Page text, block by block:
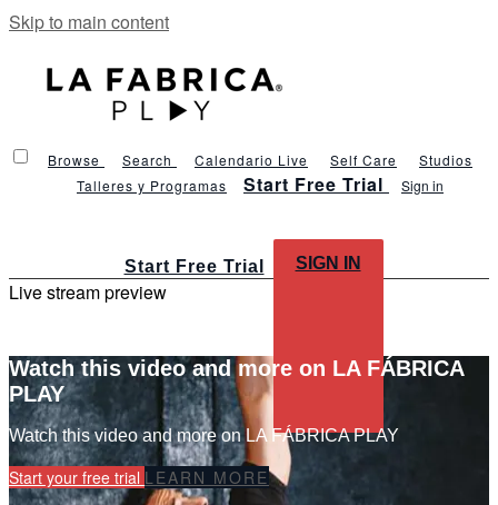
Skip to main content
Browse Search Calendario Live Self Care
Studios
Talleres y Programas
Start Free Trial Sign in
Start Free Trial SIGN IN
Live stream preview
Watch this video and more on LA FÁBRICA
PLAY
Watch this video and more on LA FÁBRICA PLAY
Start your free trial LEARN MORE